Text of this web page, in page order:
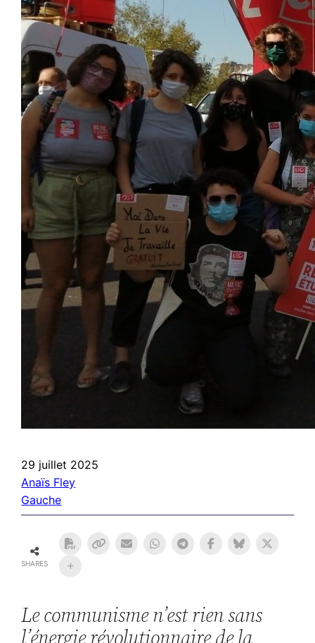
29 juillet 2025
Anaïs Fley
Gauche
SHARES
Le communisme n’est rien sans
l’énergie révolutionnaire de la